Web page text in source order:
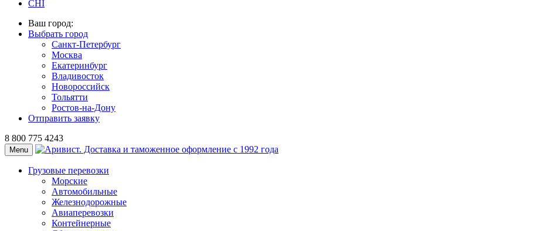
CHI
Ваш город:
Выбрать город
Санкт-Петербург
Москва
Екатеринбург
Владивосток
Новороссийск
Тольятти
Ростов-на-Дону
Отправить заявку
8 800 775 4243
Menu
Грузовые перевозки
Морские
Автомобильные
Железно­дорожные
Авиаперевозки
Контейнерные